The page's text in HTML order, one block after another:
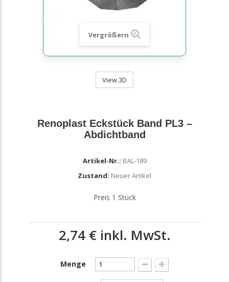
Vergrößern
View 3D
Renoplast Eckstück Band PL3 –
Abdichtband
Artikel-Nr.: BAL-189
Zustand: Neuer Artikel
Preis 1 Stück
2,74 €inkl. MwSt.
Menge